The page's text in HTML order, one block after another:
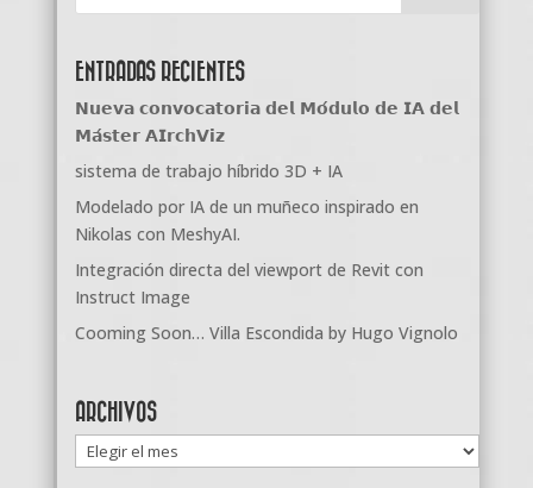
ENTRADAS RECIENTES
𝗡𝘂𝗲𝘃𝗮 𝗰𝗼𝗻𝘃𝗼𝗰𝗮𝘁𝗼𝗿𝗶𝗮 𝗱𝗲𝗹 𝗠𝗼́𝗱𝘂𝗹𝗼 𝗱𝗲 𝗜𝗔 𝗱𝗲𝗹
𝗠𝗮́𝘀𝘁𝗲𝗿 𝗔𝗜𝗿𝗰𝗵𝗩𝗶𝘇
sistema de trabajo híbrido 3D + IA
Modelado por IA de un muñeco inspirado en
Nikolas con MeshyAI.
Integración directa del viewport de Revit con
Instruct Image
Cooming Soon… Villa Escondida by Hugo Vignolo
ARCHIVOS
Archivos